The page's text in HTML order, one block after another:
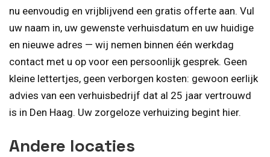
nu eenvoudig en vrijblijvend een gratis offerte aan. Vul
uw naam in, uw gewenste verhuisdatum en uw huidige
en nieuwe adres — wij nemen binnen één werkdag
contact met u op voor een persoonlijk gesprek. Geen
kleine lettertjes, geen verborgen kosten: gewoon eerlijk
advies van een verhuisbedrijf dat al 25 jaar vertrouwd
is in Den Haag. Uw zorgeloze verhuizing begint hier.
Andere locaties